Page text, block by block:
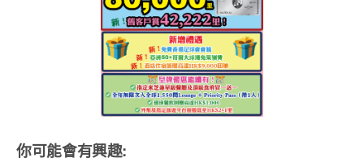
你可能會有興趣: